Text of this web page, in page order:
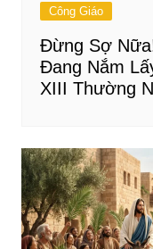
Công Giáo
Đừng Sợ
Đang Nắm
XIII Thường